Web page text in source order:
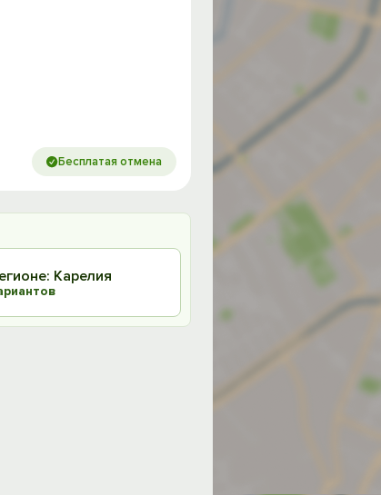
Бесплатая отмена
Карелия